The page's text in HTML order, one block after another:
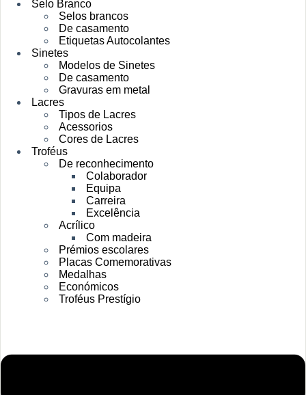
Selo Branco
Selos brancos
De casamento
Etiquetas Autocolantes
Sinetes
Modelos de Sinetes
De casamento
Gravuras em metal
Lacres
Tipos de Lacres
Acessorios
Cores de Lacres
Troféus
De reconhecimento
Colaborador
Equipa
Carreira
Excelência
Acrílico
Com madeira
Prémios escolares
Placas Comemorativas
Medalhas
Económicos
Troféus Prestígio